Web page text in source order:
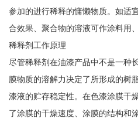
参加的进行稀释的慵懒物质。如适
合效果、聚合物的溶液可作涂料用
稀释剂工作原理
尽管稀释剂在油漆产品中不是一种
膜物质的溶解力决定了所形成的树
漆液的贮存稳定性。在色漆涂膜干
了涂膜的干燥速度、涂膜的结构和